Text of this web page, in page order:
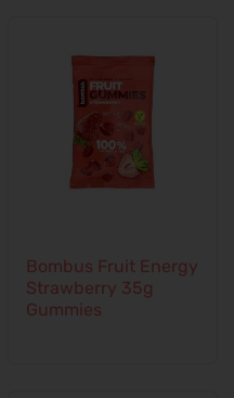
Bombus Fruit Energy
Strawberry 35g
Gummies